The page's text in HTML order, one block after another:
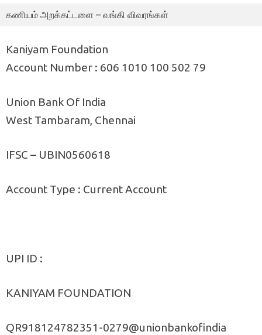
கணியம் அறக்கட்டளை – வங்கி விவரங்கள்
Kaniyam Foundation
Account Number : 606 1010 100 502 79
Union Bank Of India
West Tambaram, Chennai
IFSC – UBIN0560618
Account Type : Current Account
UPI ID :
KANIYAM FOUNDATION
QR918124782351-0279@unionbankofindia